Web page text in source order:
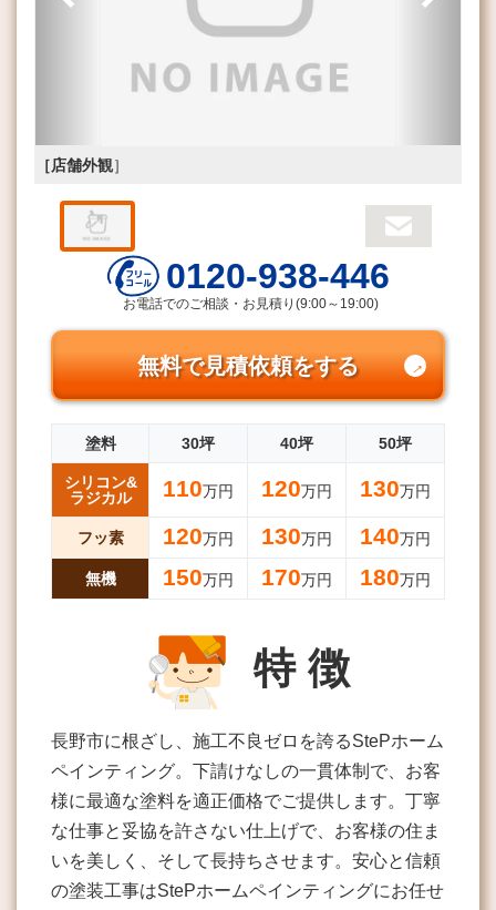
［店舗外観］
Previous Next
0120-938-446
お電話でのご相談・お見積り(9:00～19:00)
無料で見積依頼をする
塗料 30坪 40坪 50坪
シリコン&
ラジカル
110万円 120万円 130万円
フッ素 120万円 130万円 140万円
無機 150万円 170万円 180万円
特 徴
長野市に根ざし、施工不良ゼロを誇るStePホーム
ペインティング。下請けなしの一貫体制で、お客
様に最適な塗料を適正価格でご提供します。丁寧
な仕事と妥協を許さない仕上げで、お客様の住ま
いを美しく、そして長持ちさせます。安心と信頼
の塗装工事はStePホームペインティングにお任せ